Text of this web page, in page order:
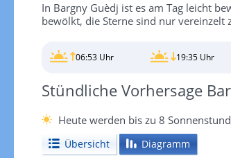
In Bargny Guèdj ist es am Tag leicht
bewölkt, die Sterne sind nur vereinzelt
06:53 Uhr 19:35 Uhr
Stündliche Vorhersage
Heute werden bis zu 8
Übersicht Diagramm